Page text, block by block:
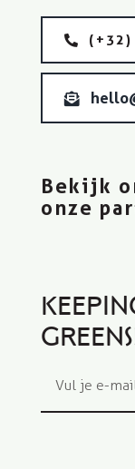
(+32)
Bekijk
onze